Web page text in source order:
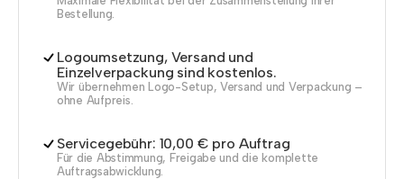
Bestellung.
Logoumsetzung, Versand und
Einzelverpackung sind kostenlos.
Wir übernehmen Logo-Setup, Versand und Verpackung –
ohne Aufpreis.
Servicegebühr: 10,00 € pro Auftrag
Für die Abstimmung, Freigabe und die komplette
Auftragsabwicklung.